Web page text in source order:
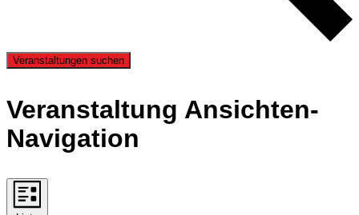
Veranstaltungen suchen
Veranstaltung Ansichten-
Navigation